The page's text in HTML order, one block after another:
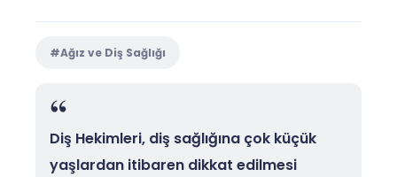
#Ağız ve Diş Sağlığı
Diş Hekimleri, diş sağlığına çok küçük
yaşlardan itibaren dikkat edilmesi